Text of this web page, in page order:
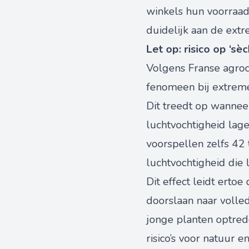
winkels hun
duidelijk aan de
Let op: risico op
Volgens Franse
fenomeen bij
Dit treedt op
luchtvochtigheid
voorspellen zelfs 42
luchtvochtigheid die
Dit effect leidt ertoe
doorslaan naar
jonge planten
risico’s voor natuur